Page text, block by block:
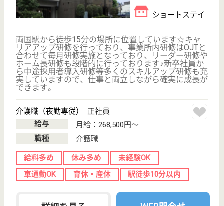
看護師の求人・転職なら
介護職求人支援サービス『クリックジョブ介護』運営会社:
ライフワンズ株式会社 ( 厚生労働大臣許可 )13- ユ -303765
Copyright©LifeOnes Ltd. All Rights Reserved